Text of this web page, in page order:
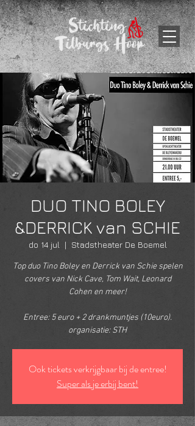
DUO TINO BOLEY
&DERRICK van SCHIE
do 14 jul
  |
Stadstheater De Boemel
Top duo Tino Boley en Derrick van Schie spelen
covers van Nick Cave, Tom Wait, Leonard
Cohen en meer!
Entree: 5 euro + 2 drankmuntjes (10euro).
organisatie: STH
Ook tickets verkrijgbaar bij de entree!
Super als je erbij bent!